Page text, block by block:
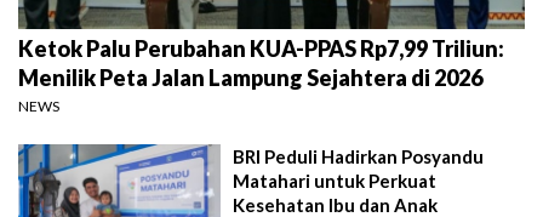
Ketok Palu Perubahan KUA-PPAS Rp7,99 Triliun:
Menilik Peta Jalan Lampung Sejahtera di 2026
NEWS
BRI Peduli Hadirkan Posyandu
Matahari untuk Perkuat
Kesehatan Ibu dan Anak